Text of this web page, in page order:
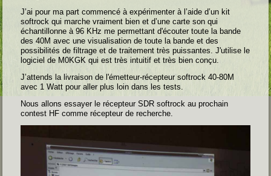
J’ai pour ma part commencé à expérimenter à l’aide d’un kit
softrock qui marche vraiment bien et d’une carte son qui
échantillonne à 96 KHz me permettant d'écouter toute la bande
des 40M avec une visualisation de toute la bande et des
possibilités de filtrage et de traitement très puissantes. J'utilise le
logiciel de M0KGK qui est très intuitif et très bien conçu.
J’attends la livraison de l'émetteur-récepteur softrock 40-80M
avec 1 Watt pour aller plus loin dans les tests.
Nous allons essayer le récepteur SDR softrock au prochain
contest HF comme récepteur de recherche.